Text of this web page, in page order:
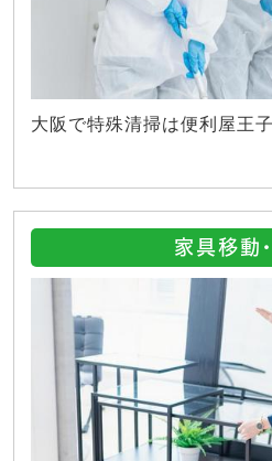
大阪で特殊清掃は便利屋王
家具移動